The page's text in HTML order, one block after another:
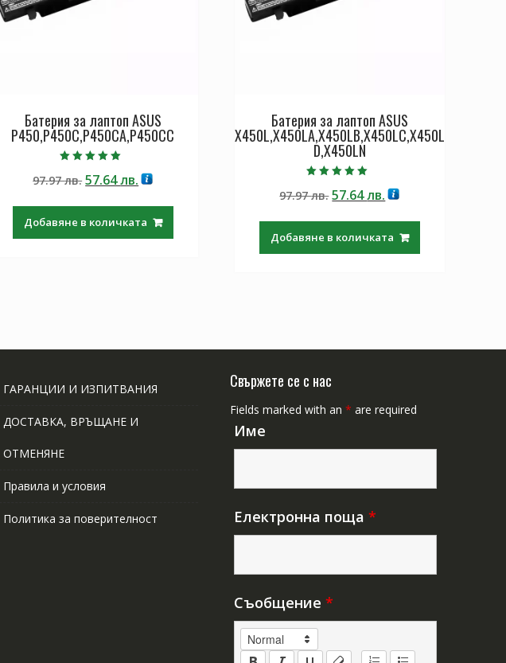
Батерия за лаптоп ASUS
P450,P450C,P450CA,P450CC
5.00
от 5
97.97лв. Original
97.97 лв..
57.64лв.Текущата
57.64 лв..
Добавяне в количката
Батерия за лаптоп ASUS
X450L,X450LA,X450LB,X450LC,X450L
D,X450LN
5.00
от 5
97.97лв.Original
97.97 лв..
57.64лв.Текущата
57.64 лв..
Добавяне в количката
ГАРАНЦИИ И ИЗПИТВАНИЯ
ДОСТАВКА, ВРЪЩАНЕ И
ОТМЕНЯНЕ
Правила и условия
Политика за поверителност
Свържете се с нас
Fields marked with an * are required
Име
Електронна поща *
Съобщение *